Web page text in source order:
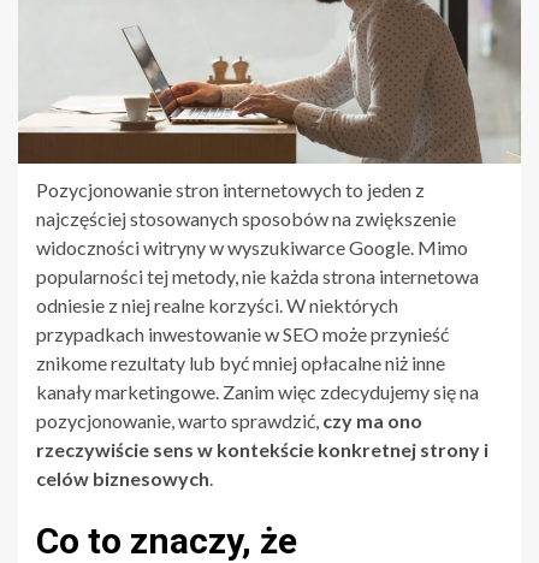
Pozycjonowanie stron internetowych to jeden z
najczęściej stosowanych sposobów na zwiększenie
widoczności witryny w wyszukiwarce Google. Mimo
popularności tej metody, nie każda strona internetowa
odniesie z niej realne korzyści. W niektórych
przypadkach inwestowanie w SEO może przynieść
znikome rezultaty lub być mniej opłacalne niż inne
kanały marketingowe. Zanim więc zdecydujemy się na
pozycjonowanie, warto sprawdzić, czy ma ono
rzeczywiście sens w kontekście konkretnej strony i
celów biznesowych
Co to znaczy, że